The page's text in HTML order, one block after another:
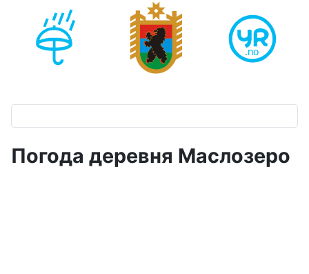
Погода деревня Маслозеро